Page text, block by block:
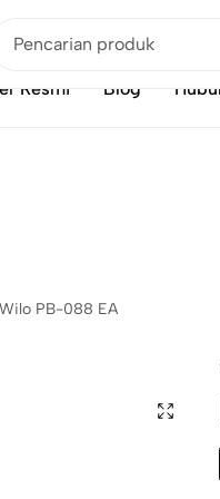
Resmi Blog
PB-088 EA